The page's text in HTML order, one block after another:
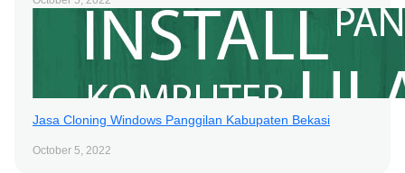
Jasa Cloning Windows Panggilan Kabupaten Bekasi
October 5, 2022